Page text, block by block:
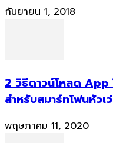
กันยายน 1, 2018
2 วิธีดาวน์โหลด
สำหรับสมาร์ทโฟนหัวเ
พฤษภาคม 11, 2020